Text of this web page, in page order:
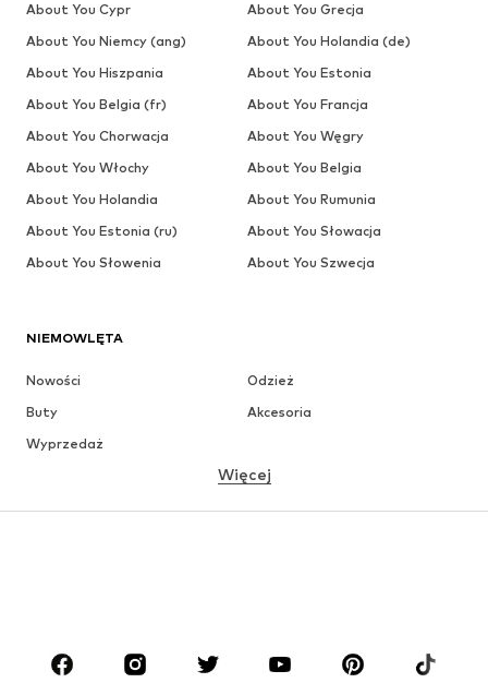
NIEMOWLĘTA
Nowości
Odzież
Buty
Akcesoria
Wyprzedaż
MARKI
Więcej
About You Cypr
About You Grecja
About You Niemcy (ang)
About You Holandia (de)
About You Hiszpania
About You Estonia
About You Belgia (fr)
About You Francja
About You Chorwacja
About You Węgry
About You Włochy
About You Belgia
About You Holandia
About You Rumunia
About You Estonia (ru)
About You Słowacja
About You Słowenia
About You Szwecja